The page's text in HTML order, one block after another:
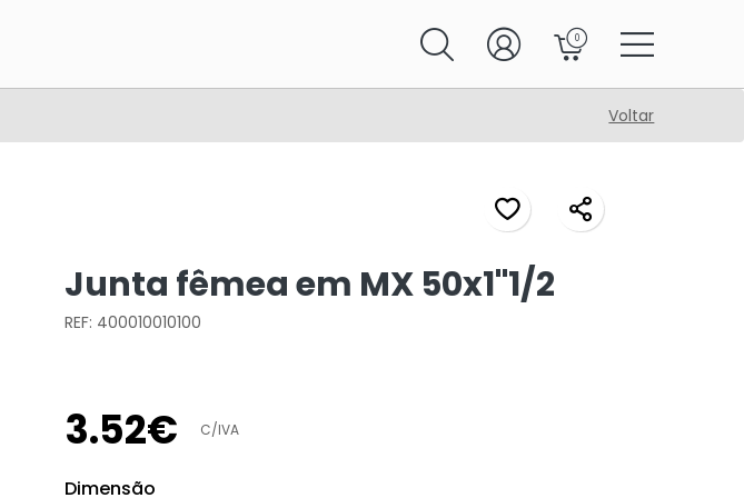
0
Voltar
Junta fêmea em MX 50x1"1/2
REF: 400010010100
3.52€ C/IVA
Dimensão